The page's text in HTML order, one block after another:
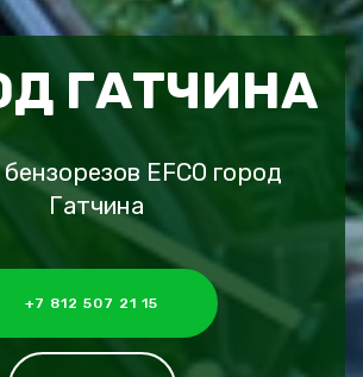
ГАТЧИНА
EFCO город
Гатчина
+7 812 507 21 15